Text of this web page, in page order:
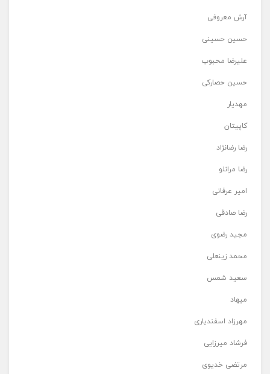
آرش معروفی
حسین حسینی
علیرضا محبوب
حسین حصارکی
مهدیار
کاپیتان
رضا رضانژاد
رضا مرانلو
امیر عرفانی
رضا صادقی
مجید رضوی
محمد زینعلی
سعید شمس
میهاد
مهرزاد اسفندیاری
فرشاد میرزایی
مرتضی خدیوی